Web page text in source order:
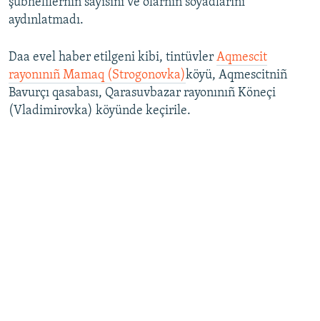
şübhelilerniñ sayısını ve olarnıñ soyadlarını
aydınlatmadı.
Daa evel haber etilgeni kibi, tintüvler Aqmescit
rayonınıñ Mamaq (Strogonovka)köyü, Aqmescitniñ
Bavurçı qasabası, Qarasuvbazar rayonınıñ Köneçi
(Vladimirovka) köyünde keçirile.